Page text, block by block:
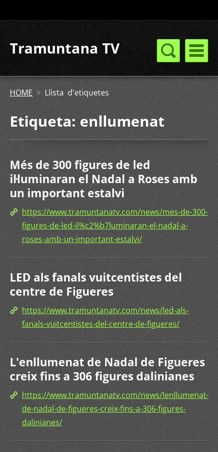
Tramuntana TV
HOME > Llista d'etiquetes
Etiqueta: enllumenat
Més de 300 figures de led
il·luminaran el Nadal a Roses amb
un important estalvi
https://www.tramuntanatv.com/news/mes-de-300-
figures-de-led-il%c2%b7luminaran-el-nadal-a-
roses-amb-un-important-estalvi/
LED als fanals vuitcentistes del
centre de Figueres
https://www.tramuntanatv.com/news/led-als-
fanals-vuitcentistes-del-centre-de-figueres/
L'enllumenat de Nadal de Figueres
creix fins a 306 figures dalinianes
https://www.tramuntanatv.com/news/lenllumenat-
de-nadal-de-figueres-creix-fins-a-306-figures-
dalinianes/